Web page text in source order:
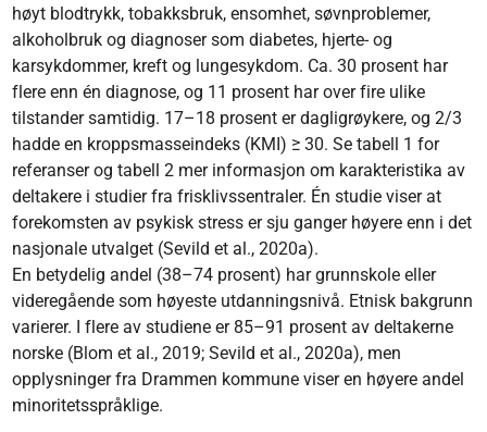
høyt blodtrykk, tobakksbruk, ensomhet, søvnproblemer,
alkoholbruk og diagnoser som diabetes, hjerte- og
karsykdommer, kreft og lungesykdom. Ca. 30 prosent har
flere enn én diagnose, og 11 prosent har over fire ulike
tilstander samtidig. 17–18 prosent er dagligrøykere, og 2/3
hadde en kroppsmasseindeks (KMI) ≥ 30. Se tabell 1 for
referanser og tabell 2 mer informasjon om karakteristika av
deltakere i studier fra frisklivssentraler. Én studie viser at
forekomsten av psykisk stress er sju ganger høyere enn i det
nasjonale utvalget (Sevild et al., 2020a).
En betydelig andel (38–74 prosent) har grunnskole eller
videregående som høyeste utdanningsnivå. Etnisk bakgrunn
varierer. I flere av studiene er 85–91 prosent av deltakerne
norske (Blom et al., 2019; Sevild et al., 2020a), men
opplysninger fra Drammen kommune viser en høyere andel
minoritetsspråklige.